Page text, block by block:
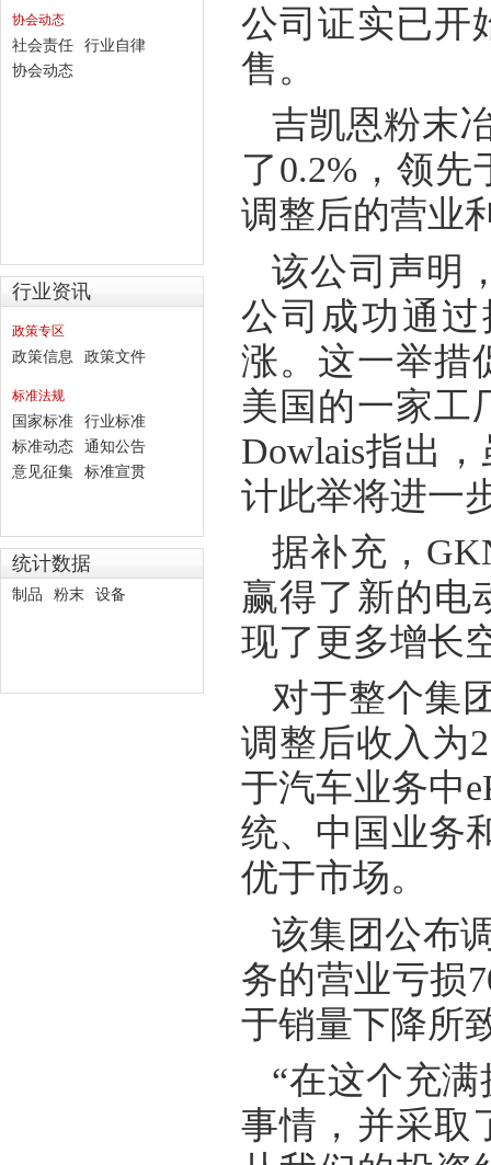
协会动态
社会责任
行业自律
协会动态
行业资讯
政策专区
政策信息 政策文件
标准法规
国家标准
行业标准
标准动态
通知公告
意见征集
标准宣贯
统计数据
制品 粉末 设备
公司证实已开
售。
吉凯恩粉末
了0.2% ，领
调整后的营业
该公司声明
公司成功通
涨。这一举措
美国的一家工
Dowlais指出，
计此举将进一
据补充，
赢得了新的电
现了更多增长
对于整个集
调整后收入为
于汽车业务中
统、中国业务
优于市场。
该集团公布
务的营业亏损
于销量下降所
“在这个充
事情，并采取